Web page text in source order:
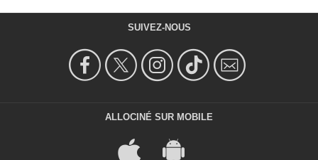
SUIVEZ-NOUS
ALLOCINÉ SUR MOBILE